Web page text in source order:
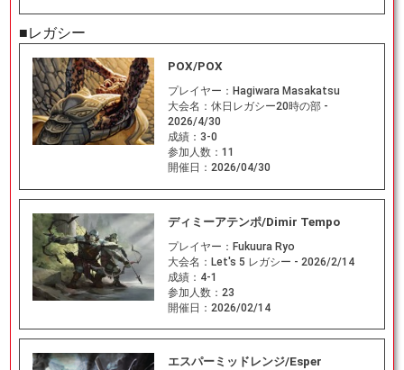
■レガシー
POX/POX
プレイヤー： Hagiwara Masakatsu
大会名： 休日レガシー20時の部 -
2026/4/30
成績： 3-0
参加人数： 11
開催日： 2026/04/30
ディミーアテンポ/Dimir Tempo
プレイヤー： Fukuura Ryo
大会名： Let's 5 レガシー - 2026/2/14
成績： 4-1
参加人数： 23
開催日： 2026/02/14
エスパーミッドレンジ/Esper